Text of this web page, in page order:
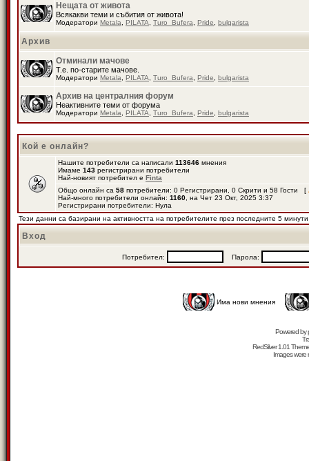
Нещата от живота
Всякакви теми и събития от живота!
Модератори Metala PILATA Turo_Bufera Pride bulgarista
Архив
Отминали мачове
Т.е. по-старите мачове.
Модератори Metala PILATA Turo_Bufera Pride bulgarista
Архив на централния форум
Неактивните теми от форума
Модератори Metala PILATA Turo_Bufera Pride bulgarista
Кой е онлайн?
Нашите потребители са написали 113646 мнения
Имаме 143 регистрирани потребители
Най-новият потребител е Finta
Общо онлайн са 58 потребители: 0 Регистрирани, 0 Скрити и 58 Гости [
Най-много потребители онлайн: 1160 , на Чет 23 Окт, 2025 3:37
Регистрирани потребители: Нула
Тези данни са базирани на активността на потребителите през последните 5 минути
Вход
Потребител: Парола:
Има нови мнения
Powered by
RedSilver 1.01
Images were